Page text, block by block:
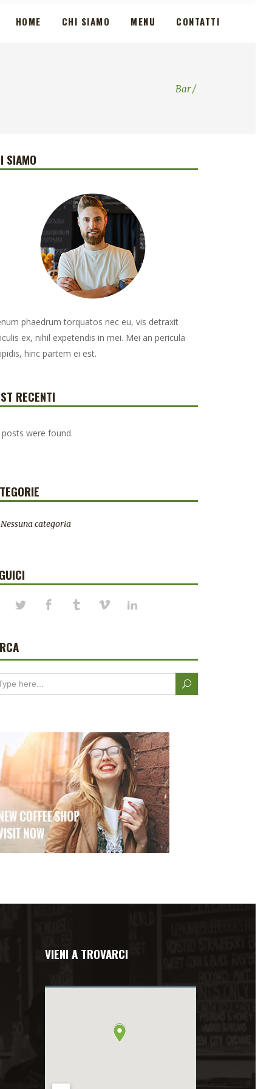
HOME CHI SIAMO MENU CONTATTI
Bar/
SIAMO
phaedrum torquatos nec eu, vis detraxit
ex, nihil expetendis in mei. Mei an pericula
hinc partem ei est.
RECENTI
were found.
Nessuna categoria
VIENI A TROVARCI